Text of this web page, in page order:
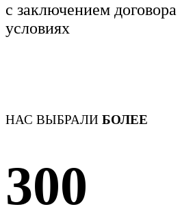
с заключением договора
условиях
НАС ВЫБРАЛИ БОЛЕЕ
300